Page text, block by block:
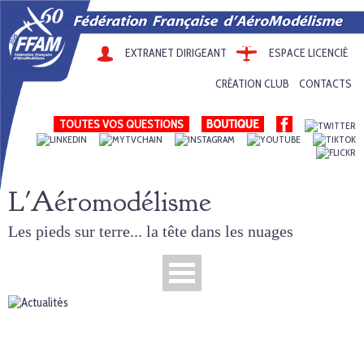
EXTRANET DIRIGEANT ESPACE LICENCIÉ
CRÉATION CLUB CONTACTS
TOUTES VOS QUESTIONS
L'Aéromodélisme
Les pieds sur terre... la tête dans les nuages